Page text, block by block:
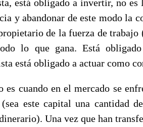
está obligado a invertir, no
y abandonar de este modo la
de la fuerza de
lo que gana. Está
está obligado a actuar como
es cuando en el mercado se
este capital una cantidad
Una vez que han